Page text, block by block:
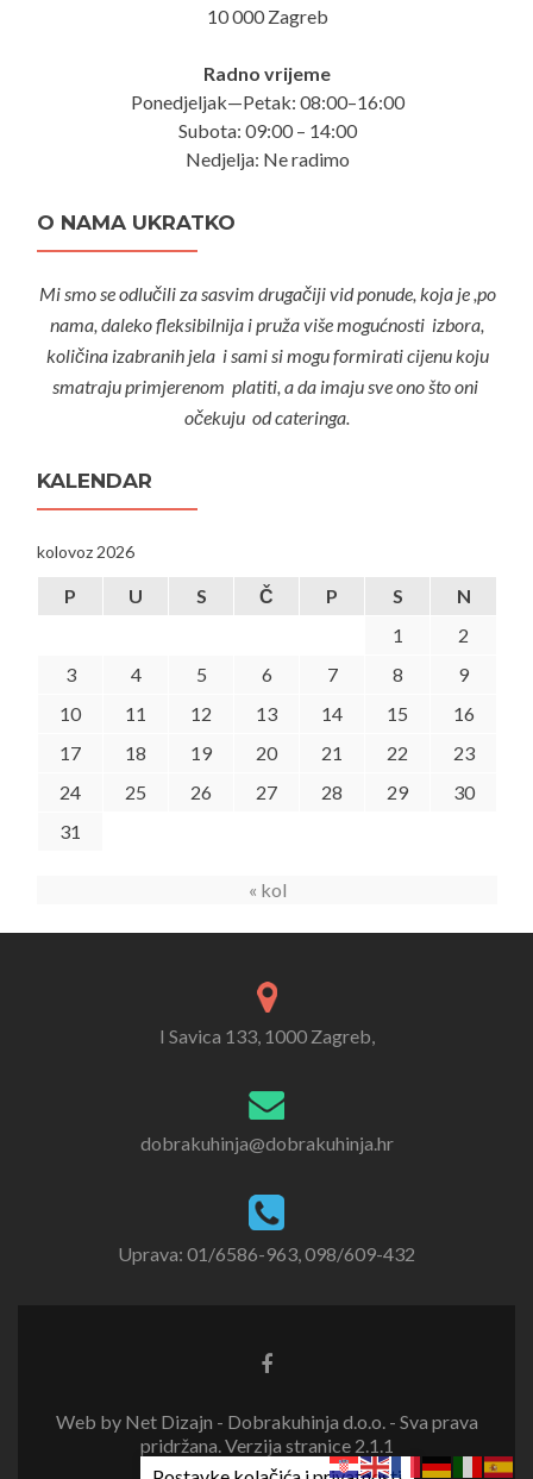
10 000 Zagreb
Radno vrijeme
Ponedjeljak—Petak: 08:00–16:00
Subota: 09:00 – 14:00
Nedjelja: Ne radimo
O NAMA UKRATKO
Mi smo se odlučili za sasvim drugačiji vid ponude, koja je ,po
nama, daleko fleksibilnija i pruža više mogućnosti izbora,
količina izabranih jela i sami si mogu formirati cijenu koju
smatraju primjerenom platiti, a da imaju sve ono što oni
očekuju od cateringa.
KALENDAR
kolovoz 2026
P U S Č P S
N
1
2
3
4 5 6 7 8
9
10
11 12 13 14 15
16
17
18 19 20 21 22
23
24
25 26 27 28 29
30
31
« kol
I Savica 133, 1000 Zagreb,
dobrakuhinja@dobrakuhinja.hr
Uprava: 01/6586-963, 098/609-432
Web by Net Dizajn - Dobrakuhinja d.o.o. - Sva prava
pridržana. Verzija stranice 2.1.1